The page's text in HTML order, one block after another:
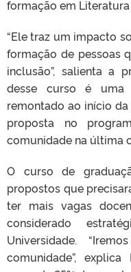
formação em
“Ele traz um impacto
formação de pessoas
inclusão”, salienta a
desse curso é uma
remontado ao início
proposta no
comunidade na última
O curso de
propostos que
ter mais vagas
considerado
Universidade.
comunidade”,